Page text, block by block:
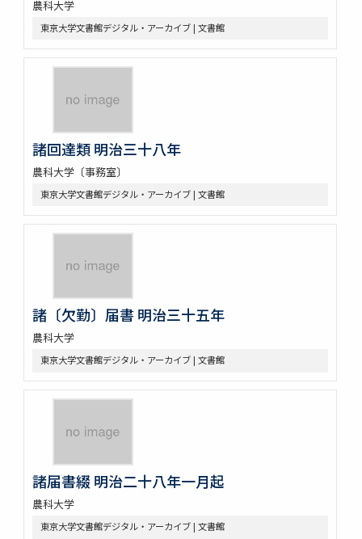
農科大学
東京大学文書館デジタル・アーカイブ | 文書館
諸回達類 明治三十八年
農科大学〔事務室〕
東京大学文書館デジタル・アーカイブ | 文書館
諸〔欠勤〕届書 明治三十五年
農科大学
東京大学文書館デジタル・アーカイブ | 文書館
諸届書綴 明治二十八年一月起
農科大学
東京大学文書館デジタル・アーカイブ | 文書館